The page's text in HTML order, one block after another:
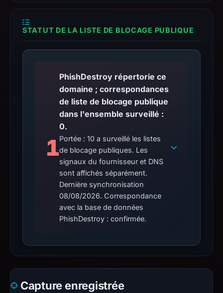
STATUT DE LA LISTE DE BLOCAGE PUBLIQUE
1
PhishDestroy répertorie ce
domaine ; correspondances
de liste de blocage publique
dans l'ensemble surveillé :
0.
Portée : 10 a surveillé les listes
de blocage publiques. Les
signaux du fournisseur et DNS
sont affichés séparément.
Dernière synchronisation
08/08/2026. Correspondance
avec la base de données
PhishDestroy : confirmée.
Capture enregistrée